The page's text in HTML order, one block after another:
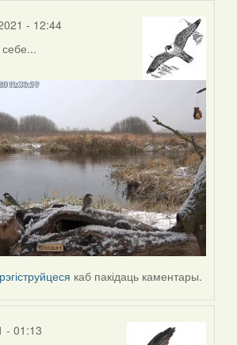
- 12:44
каб пакідаць каментары.
- 01:13